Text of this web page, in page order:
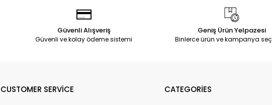
Güvenli Alışveriş
Güvenli ve kolay ödeme sistemi
Geniş Ürün Yelpazesi
Binlerce ürün ve kampanya
CUSTOMER SERVİCE CATEGORİES